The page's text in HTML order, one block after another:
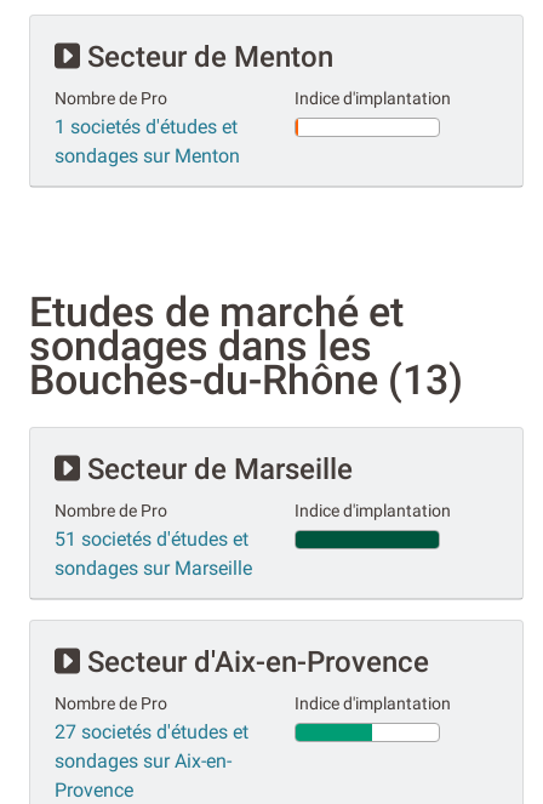
Secteur de Menton
Nombre de Pro
1 societés d'études et
sondages sur Menton
Indice d'implantation
Etudes de marché et
sondages dans les
Bouches-du-Rhône (13)
Secteur de Marseille
Nombre de Pro
51 societés d'études et
sondages sur Marseille
Indice d'implantation
Secteur d'Aix-en-Provence
Nombre de Pro
27 societés d'études et
sondages sur Aix-en-
Provence
Indice d'implantation